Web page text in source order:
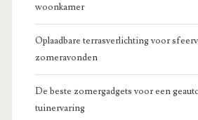
woonkamer
Oplaadbare terrasverlichting voor
zomeravonden
De beste zomergadgets voor een
tuinervaring